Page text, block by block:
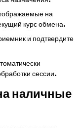
на
курс обмена.
и подтвердите
сессии.
наличные